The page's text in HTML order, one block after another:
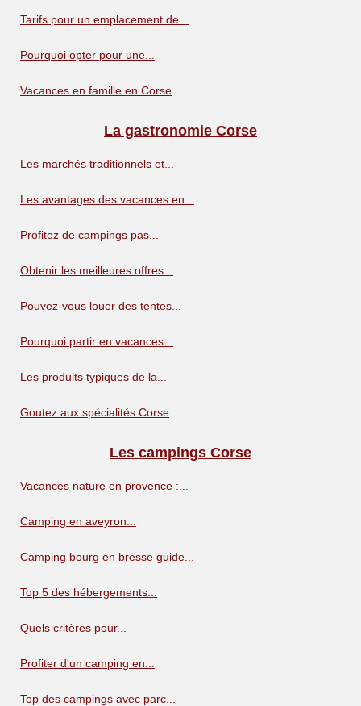
Tarifs pour un emplacement de...
Pourquoi opter pour une...
Vacances en famille en Corse
La gastronomie Corse
Les marchés traditionnels et...
Les avantages des vacances en...
Profitez de campings pas...
Obtenir les meilleures offres...
Pouvez-vous louer des tentes...
Pourquoi partir en vacances...
Les produits typiques de la...
Goutez aux spécialités Corse
Les campings Corse
Vacances nature en provence :...
Camping en aveyron...
Camping bourg en bresse guide...
Top 5 des hébergements...
Quels critères pour...
Profiter d'un camping en...
Top des campings avec parc...